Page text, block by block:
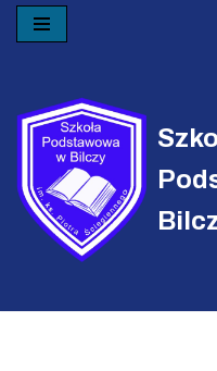
treści